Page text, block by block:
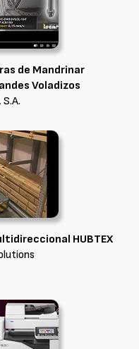
de Mandrinar
Voladizos
HUBTEX